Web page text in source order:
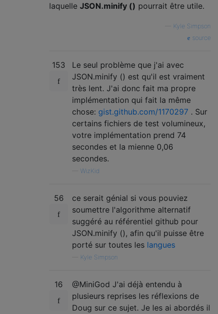
laquelle JSON.minify () pourrait être utile.
Kyle Simpson
source
153
Le seul problème que j'ai avec
JSON.minify () est qu'il est vraiment
très lent. J'ai donc fait ma propre
implémentation qui fait la même
chose: gist.github.com/1170297 . Sur
certains fichiers de test volumineux,
votre implémentation prend 74
secondes et la mienne 0,06
secondes.
WizKid
56
ce serait génial si vous pouviez
soumettre l'algorithme alternatif
suggéré au référentiel github pour
JSON.minify (), afin qu'il puisse être
porté sur toutes les langues
Kyle Simpson
16
@MiniGod J'ai déjà entendu à
plusieurs reprises les réflexions de
Doug sur ce sujet. Je les ai abordés il